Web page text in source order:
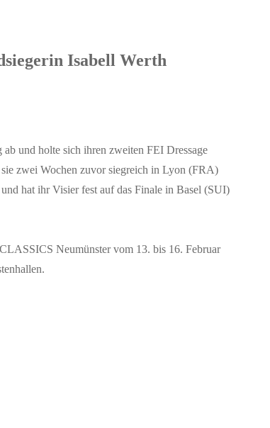
Isabell Werth
und holte sich ihren zweiten FEI Dressage
zwei Wochen zuvor siegreich in Lyon (FRA)
hat ihr Visier fest auf das Finale in Basel (SUI)
Neumünster vom 13. bis 16. Februar